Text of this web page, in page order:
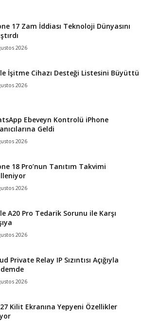
17 Zam İddiası Teknoloji Dünyasını
2026
İşitme Cihazı Desteği Listesini Büyüttü
2026
Ebeveyn Kontrolü iPhone
Geldi
2026
18 Pro’nun Tanıtım Takvimi
2026
A20 Pro Tedarik Sorunu ile Karşı
2026
Private Relay IP Sızıntısı Açığıyla
2026
Kilit Ekranına Yepyeni Özellikler